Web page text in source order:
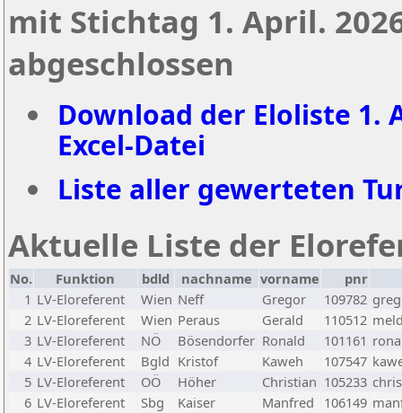
mit Stichtag 1. April.
abgeschlossen
Download der Eloliste 1.
Excel-Datei
Liste aller gewerteten
Aktuelle Liste der
No. Funktion bdld nachname vorname
pnr
1 LV-Eloreferent Wien Neff Gregor 109782
2 LV-Eloreferent Wien Peraus Gerald 110512
3 LV-Eloreferent NÖ Bösendorfer Ronald 101161
4 LV-Eloreferent Bgld Kristof Kaweh 107547
5 LV-Eloreferent OÖ Höher Christian 105233
6 LV-Eloreferent Sbg Kaiser Manfred 106149